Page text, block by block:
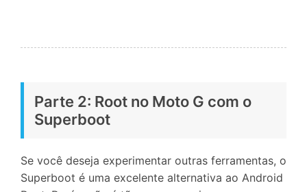
Parte 2: Root no Moto G com o
Superboot
Se você deseja experimentar outras ferramentas, o
Superboot é uma excelente alternativa ao Android